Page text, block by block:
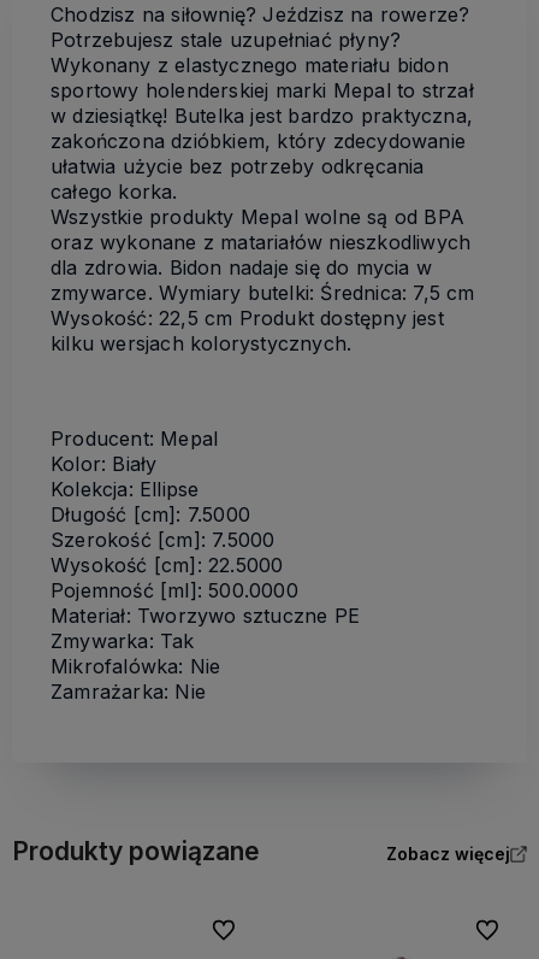
Chodzisz na siłownię? Jeździsz na rowerze?
Potrzebujesz stale uzupełniać płyny?
Wykonany z elastycznego materiału bidon
sportowy holenderskiej marki Mepal to strzał
w dziesiątkę! Butelka jest bardzo praktyczna,
zakończona dzióbkiem, który zdecydowanie
ułatwia użycie bez potrzeby odkręcania
całego korka.
Wszystkie produkty Mepal wolne są od BPA
oraz wykonane z matariałów nieszkodliwych
dla zdrowia. Bidon nadaje się do mycia w
zmywarce. Wymiary butelki: Średnica: 7,5 cm
Wysokość: 22,5 cm Produkt dostępny jest
kilku wersjach kolorystycznych.
Producent: Mepal
Kolor: Biały
Kolekcja: Ellipse
Długość [cm]: 7.5000
Szerokość [cm]: 7.5000
Wysokość [cm]: 22.5000
Pojemność [ml]: 500.0000
Materiał: Tworzywo sztuczne PE
Zmywarka: Tak
Mikrofalówka: Nie
Zamrażarka: Nie
Produkty powiązane Zobacz więcej
Do ulubionych Do